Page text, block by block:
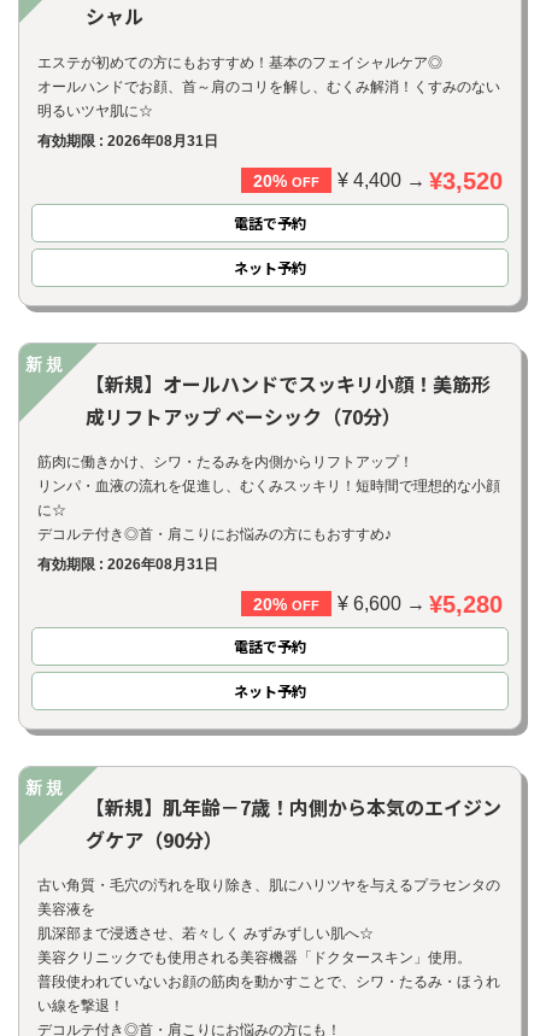
シャル
エステが初めての方にもおすすめ！基本のフェイシャルケア◎
オールハンドでお顔、首～肩のコリを解し、むくみ解消！くすみのない
明るいツヤ肌に☆
有効期限 : 2026年08月31日
20% OFF ¥ 4,400 → ¥3,520
電話で予約
ネット予約
新規
【新規】オールハンドでスッキリ小顔！美筋形
成リフトアップ ベーシック（70分）
筋肉に働きかけ、シワ・たるみを内側からリフトアップ！
リンパ・血液の流れを促進し、むくみスッキリ！短時間で理想的な小顔
に☆
デコルテ付き◎首・肩こりにお悩みの方にもおすすめ♪
有効期限 : 2026年08月31日
20% OFF ¥ 6,600 → ¥5,280
電話で予約
ネット予約
新規
【新規】肌年齢－7歳！内側から本気のエイジン
グケア（90分）
古い角質・毛穴の汚れを取り除き、肌にハリツヤを与えるプラセンタの
美容液を
肌深部まで浸透させ、若々しく みずみずしい肌へ☆
美容クリニックでも使用される美容機器「ドクタースキン」使用。
普段使われていないお顔の筋肉を動かすことで、シワ・たるみ・ほうれ
い線を撃退！
デコルテ付き◎首・肩こりにお悩みの方にも！